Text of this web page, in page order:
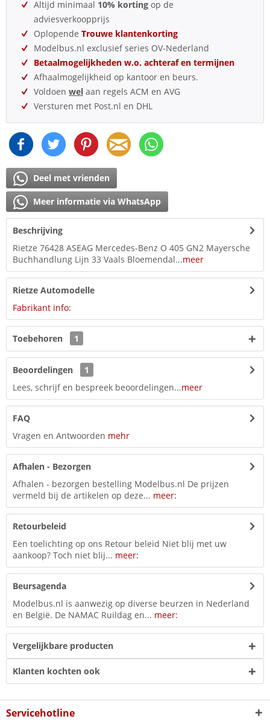
Altijd minimaal 10% korting op de
adviesverkoopprijs
Oplopende Trouwe klantenkorting
Modelbus.nl exclusief series OV-Nederland
Betaalmogelijkheden w.o. achteraf en termijnen
Afhaalmogelijkheid op kantoor en beurs.
Voldoen wel aan regels ACM en AVG
Versturen met Post.nl en DHL
Deel met vrienden
Meer informatie via WhatsApp
Beschrijving
Rietze 76428 ASEAG Mercedes-Benz O 405 GN2 Mayersche
Buchhandlung Lijn 33 Vaals Bloemendal...meer
Rietze Automodelle
Fabrikant info:
Toebehoren 1
Beoordelingen
1
Lees, schrijf en bespreek beoordelingen...meer
FAQ
Vragen en Antwoorden mehr
Afhalen - Bezorgen
Afhalen - bezorgen bestelling Modelbus.nl De prijzen
vermeld bij de artikelen op deze... meer:
Retourbeleid
Een toelichting op ons Retour beleid Niet blij met uw
aankoop? Toch niet blij... meer:
Beursagenda
Modelbus.nl is aanwezig op diverse beurzen in Nederland
en België. De NAMAC Ruildag en... meer:
Vergelijkbare producten
Klanten kochten ook
Servicehotline